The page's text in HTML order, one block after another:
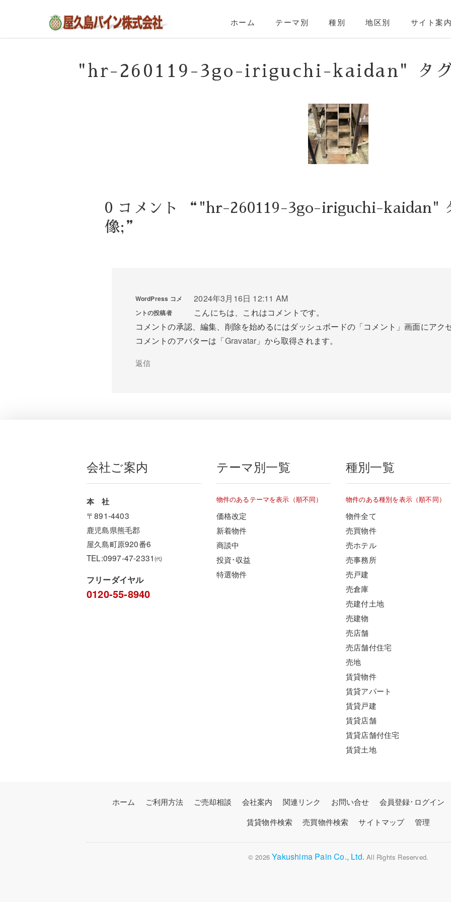
屋久島パイン株式会社
タルサイト
ホーム テーマ別 種別 地区別 サイト案内
"hr-260119-3go-iriguchi-kaidan" タグ
0 コメント “"hr-260119-3go-iriguchi-kaidan"
像;”
WordPress コメ
ントの投稿者
2024年3月16日 12:11 AM
こんにちは、これはコメントです。
コメントの承認、編集、削除を始めるにはダッシュボードの「コメント」画面にアク
コメントのアバターは「Gravatar 」から取得されます。
返信
会社ご案内
本 社
〒891-4403
鹿児島県熊毛郡
屋久島町原920番6
TEL:0997-47-2331㈹
フリーダイヤル
0120-55-8940
テーマ別一覧
物件のあるテーマを表示（順不同）
価格改定
新着物件
商談中
投資･収益
特選物件
種別一覧
物件のある種別を表示（順不同）
物件全て
売買物件
売ホテル
売事務所
売戸建
売倉庫
売建付土地
売建物
売店舗
売店舗付住宅
売地
賃貸物件
賃貸アパート
賃貸戸建
賃貸店舗
賃貸店舗付住宅
賃貸土地
ホーム ご利用方法 ご売却相談 会社案内 関連リンク お問い合せ 会員登録･ログイン
賃貸物件検索
売買物件検索 サイトマップ 管理
© 2026Yakushima Pain Co., Ltd. All Rights Reserved.